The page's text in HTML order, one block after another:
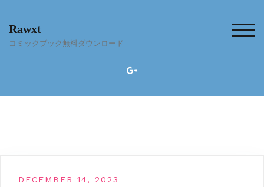
content
Rawxt
コミックブック無料ダウンロード
DECEMBER 14, 2023